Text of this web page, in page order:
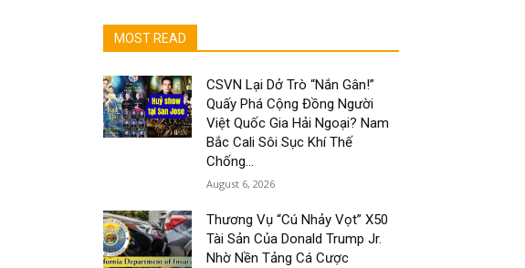
MOST READ
CSVN Lại Dở Trò “Nắn Gân!”
Quấy Phá Cộng Đồng Người
Việt Quốc Gia Hải Ngoại? Nam
Bắc Cali Sôi Sục Khí Thế
Chống...
August 6, 2026
Thương Vụ “Cú Nhảy Vọt” X50
Tài Sản Của Donald Trump Jr.
Nhờ Nền Tảng Cá Cược